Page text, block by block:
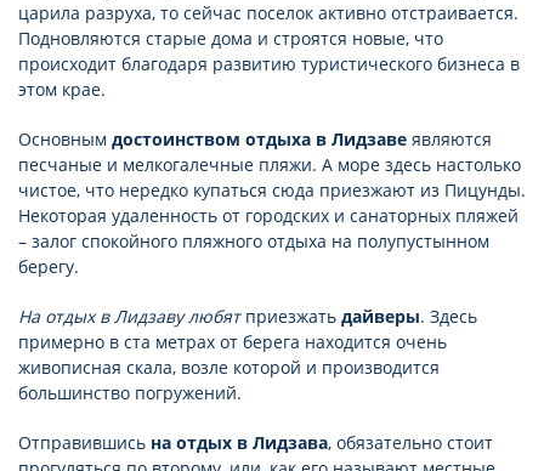
царила разруха, то сейчас поселок активно отстраивается.
Подновляются старые дома и строятся новые, что
происходит благодаря развитию туристического бизнеса в
этом крае.
Основным достоинством отдыха в Лидзаве являются
песчаные и мелкогалечные пляжи. А море здесь настолько
чистое, что нередко купаться сюда приезжают из Пицунды.
Некоторая удаленность от городских и санаторных пляжей
– залог спокойного пляжного отдыха на полупустынном
берегу.
На отдых в Лидзаву любятприезжать дайверы. Здесь
примерно в ста метрах от берега находится очень
живописная скала, возле которой и производится
большинство погружений.
Отправившись на отдых в Лидзава, обязательно стоит